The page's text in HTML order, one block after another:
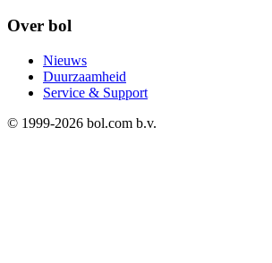
Over bol
Nieuws
Duurzaamheid
Service & Support
© 1999-2026 bol.com b.v.